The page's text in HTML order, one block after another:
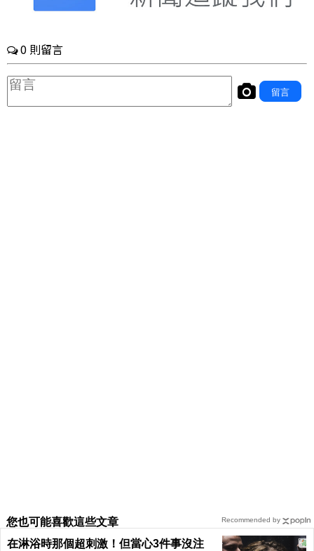
您也可能喜歡這些文章
在淋浴時那個超刺激！但當心3件事沒注
Recommended by